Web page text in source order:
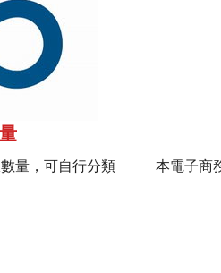
量，可自行分類
本電子商